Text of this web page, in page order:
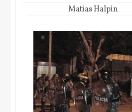
Matias Halpin